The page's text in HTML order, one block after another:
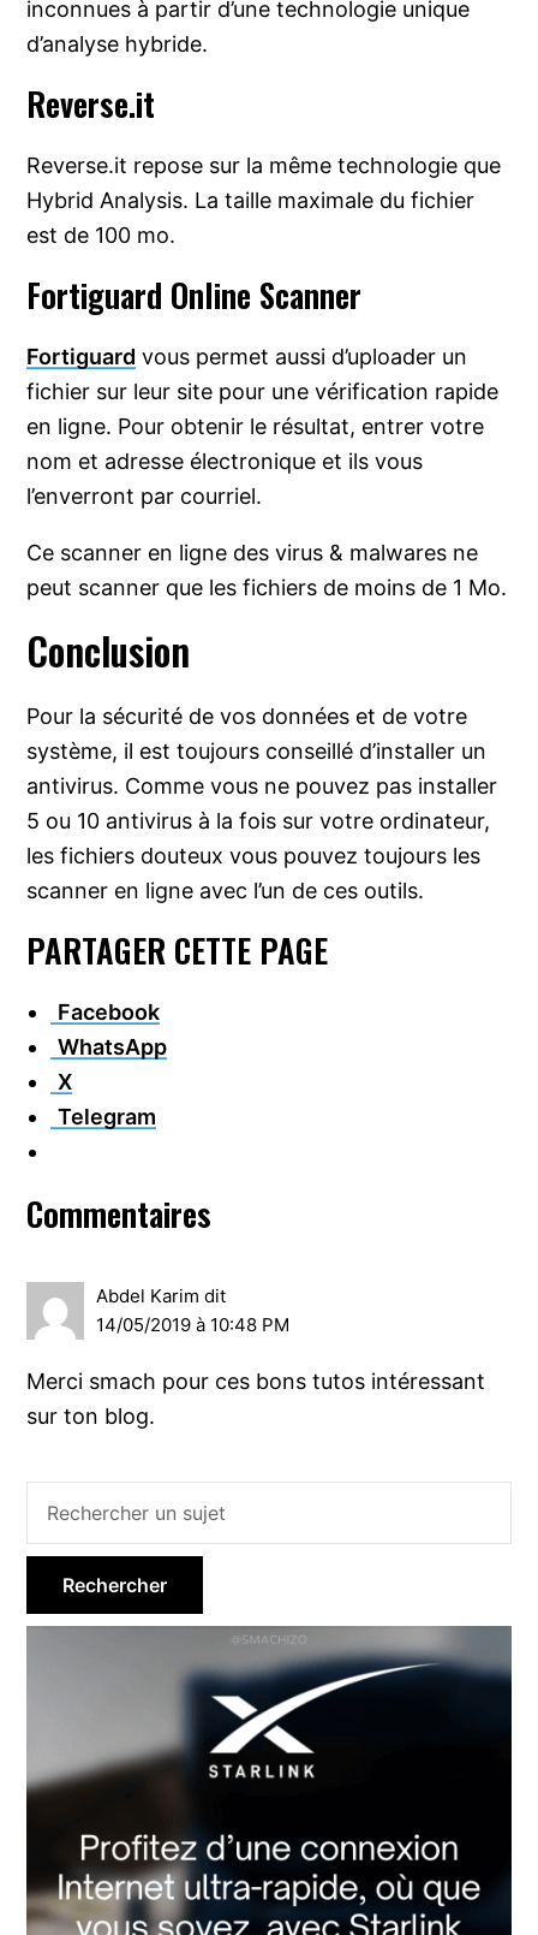
inconnues à partir d’une technologie unique
d’analyse hybride.
Reverse.it
Reverse.it repose sur la même technologie que
Hybrid Analysis. La taille maximale du fichier
est de 100 mo.
Fortiguard Online Scanner
Fortiguard vous permet aussi d’uploader un
fichier sur leur site pour une vérification rapide
en ligne. Pour obtenir le résultat, entrer votre
nom et adresse électronique et ils vous
l’enverront par courriel.
Ce scanner en ligne des virus & malwares ne
peut scanner que les fichiers de moins de 1 Mo.
Conclusion
Pour la sécurité de vos données et de votre
système, il est toujours conseillé d’installer un
antivirus. Comme vous ne pouvez pas installer
5 ou 10 antivirus à la fois sur votre ordinateur,
les fichiers douteux vous pouvez toujours les
scanner en ligne avec l’un de ces outils.
PARTAGER CETTE PAGE
Facebook
WhatsApp
X
Telegram
Interactions
lecteur
Commentaires
Abdel Karim dit
14/05/2019 à 10:48 PM
Merci smach pour ces bons tutos intéressant
sur ton blog.
Barre
latérale
principale